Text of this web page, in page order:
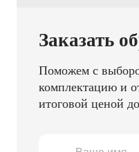
Заказать
Поможем с
комплектацию и
итоговой ценой